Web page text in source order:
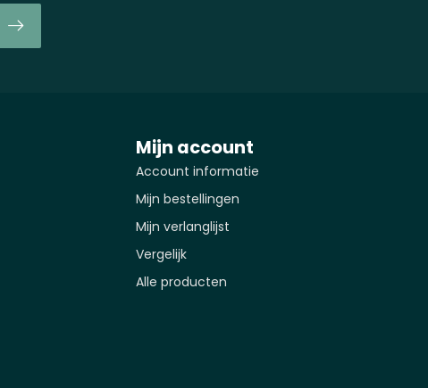
Mijn account
Account informatie
Mijn bestellingen
Mijn verlanglijst
Vergelijk
Alle producten